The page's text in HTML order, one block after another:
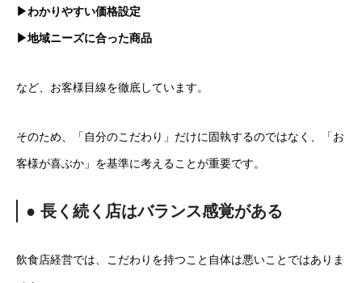
▶わかりやすい価格設定
▶地域ニーズに合った商品
など、お客様目線を徹底しています。
そのため、「自分のこだわり」だけに固執するのではなく、「お
客様が喜ぶか」を基準に考えることが重要です。
● 長く続く店はバランス感覚がある
飲食店経営では、こだわりを持つこと自体は悪いことではありま